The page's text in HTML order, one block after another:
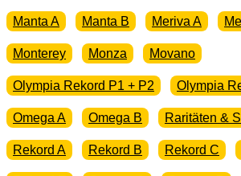
Manta A Manta B Meriva A
Monterey Monza Movano
Olympia Rekord P1 + P2 Olympia
Omega A Omega B Raritäten &
Rekord A Rekord B Rekord C